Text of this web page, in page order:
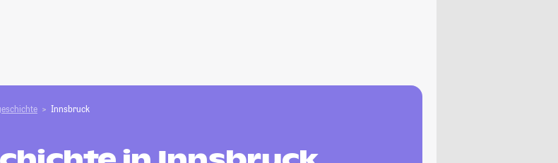
Innsbruck